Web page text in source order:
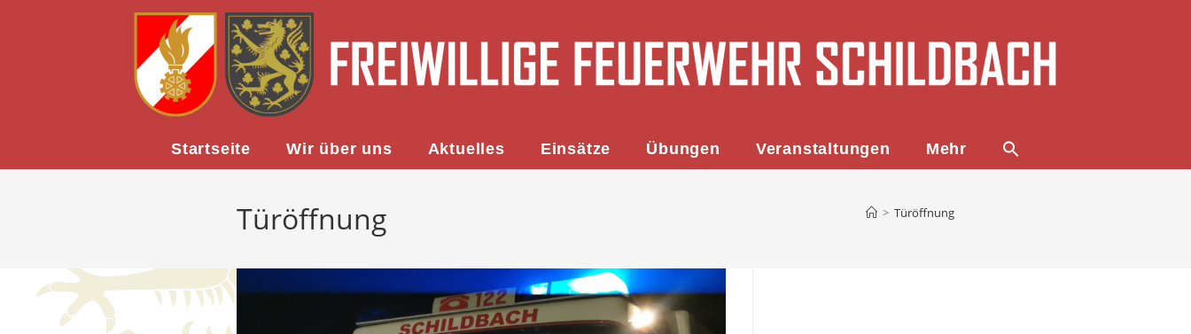
Startseite Wir über uns Aktuelles Einsätze Übungen Veranstaltungen Mehr
Türöffnung > Türöffnung